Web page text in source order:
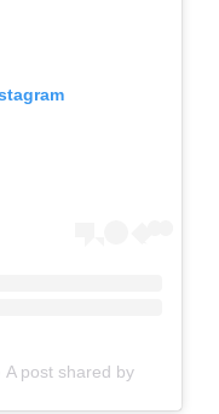
A post shared by فني تكييف الكويت (@q8aircond)